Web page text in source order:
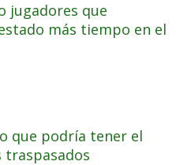
jugadores que
más tiempo en el
que podría tener el